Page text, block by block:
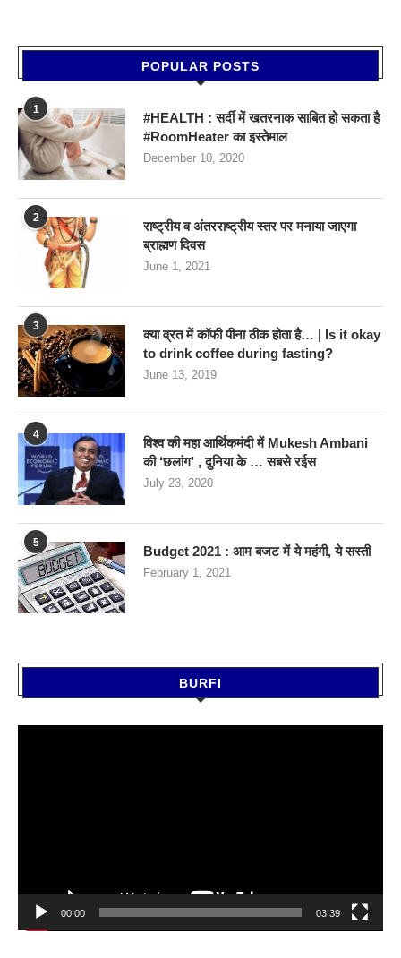
POPULAR POSTS
1
#HEALTH : सर्दी में खतरनाक साबित हो सकता है
#RoomHeater का इस्तेमाल
December 10, 2020
2
राष्ट्रीय व अंतरराष्ट्रीय स्तर पर मनाया जाएगा
ब्राह्मण दिवस
June 1, 2021
3
क्या व्रत में कॉफी पीना ठीक होता है… | Is it okay
to drink coffee during fasting?
June 13, 2019
4
विश्व की महा आर्थिकमंदी में Mukesh Ambani
की ‘छलांग’ , दुनिया के … सबसे रईस
July 23, 2020
5
Budget 2021 : आम बजट में ये महंगी, ये सस्‍ती
February 1, 2021
BURFI
00:00 03:39